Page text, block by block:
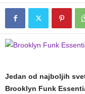
Jedan od najboljih
Brooklyn Funk